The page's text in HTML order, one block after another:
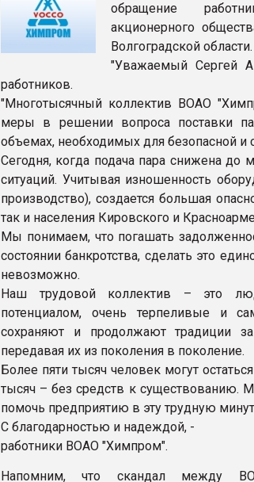
обращение
акционерного
Волгоградской области.
"Уважаемый Сергей
работников.
"Многотысячный коллектив ВОАО
меры в решении вопроса поставки
объемах, необходимых для безопасной и
Сегодня, когда подача пара снижена до
ситуаций. Учитывая изношенность
производство), создается большая
так и населения Кировского и
Мы понимаем, что погашать
состоянии банкротства, сделать это
невозможно.
Наш трудовой коллектив – это
потенциалом, очень терпеливые и
сохраняют и продолжают традиции
передавая их из поколения в поколение.
Более пяти тысяч человек могут
тысяч – без средств к существованию.
помочь предприятию в эту трудную
С благодарностью и надеждой, -
работники ВОАО "Химпром".
Напомним, что скандал между